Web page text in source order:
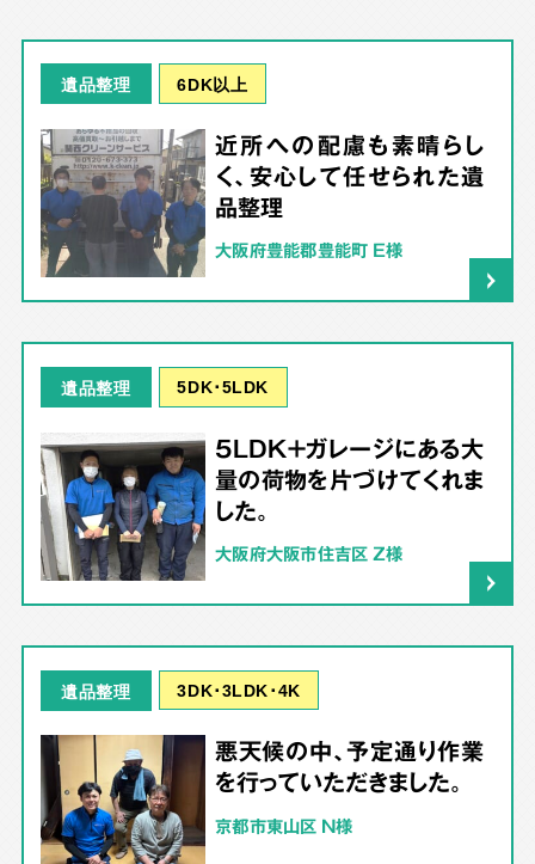
遺品整理 6DK以上
近所への配慮も素晴らし
く、安心して任せられた遺
品整理
大阪府豊能郡豊能町 E様
遺品整理 5DK･5LDK
5LDK＋ガレージにある大
量の荷物を片づけてくれま
した。
大阪府大阪市住吉区 Z様
遺品整理 3DK･3LDK･4K
悪天候の中、予定通り作業
を行っていただきました。
京都市東山区 N様